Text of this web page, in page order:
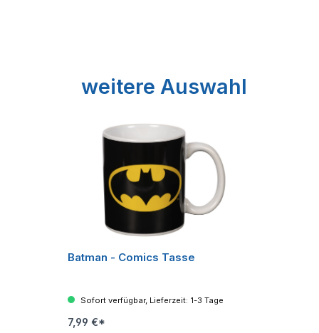
Produktgalerie überspringen
weitere Auswahl
Batman - Comics Tasse
Sofort verfügbar, Lieferzeit: 1-3 Tage
7,99 €*